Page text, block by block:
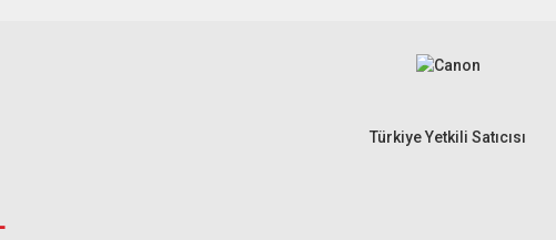
Türkiye Yetkili Satıcısı